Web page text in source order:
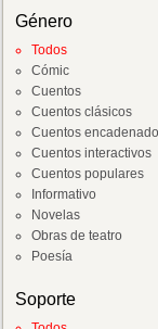
Género
Todos
Cómic
Cuentos
Cuentos clásicos
Cuentos
Cuentos interactivos
Cuentos populares
Informativo
Novelas
Obras de teatro
Poesía
Soporte